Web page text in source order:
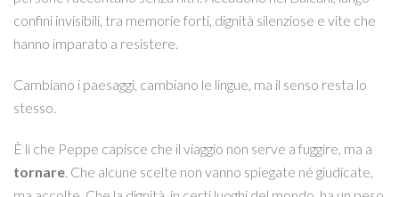
confini invisibili, tra memorie forti, dignità silenziose e vite che
hanno imparato a resistere.
Cambiano i paesaggi, cambiano le lingue, ma il senso resta lo
stesso.
È lì che Peppe capisce che il viaggio non serve a fuggire, ma a
tornare. Che alcune scelte non vanno spiegate né giudicate,